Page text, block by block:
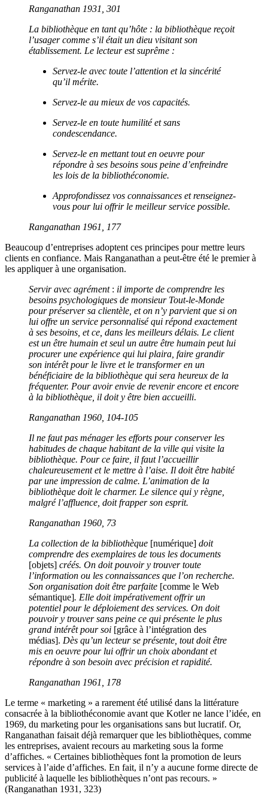
Ranganathan 1931, 301
La bibliothèque en tant qu’hôte : la bibliothèque reçoit
l’usager comme s’il était un dieu visitant son
établissement. Le lecteur est suprême :
Servez-le avec toute l’attention et la sincérité
qu’il mérite.
Servez-le au mieux de vos capacités.
Servez-le en toute humilité et sans
condescendance.
Servez-le en mettant tout en oeuvre pour
répondre à ses besoins sous peine d’enfreindre
les lois de la bibliothéconomie.
Approfondissez vos connaissances et renseignez-
vous pour lui offrir le meilleur service possible.
Ranganathan 1961, 177
Beaucoup d’entreprises adoptent ces principes pour mettre leurs
clients en confiance. Mais Ranganathan a peut-être été le premier à
les appliquer à une organisation.
Servir avec agrément: il importe de comprendre les
besoins psychologiques de monsieur Tout-le-Monde
pour préserver sa clientèle, et on n’y parvient que si on
lui offre un service personnalisé qui répond exactement
à ses besoins, et ce, dans les meilleurs délais. Le client
est un être humain et seul un autre être humain peut lui
procurer une expérience qui lui plaira, faire grandir
son intérêt pour le livre et le transformer en un
bénéficiaire de la bibliothèque qui sera heureux de la
fréquenter. Pour avoir envie de revenir encore et encore
à la bibliothèque, il doit y être bien accueilli.
Ranganathan 1960, 104-105
Il ne faut pas ménager les efforts pour conserver les
habitudes de chaque habitant de la ville qui visite la
bibliothèque. Pour ce faire, il faut l’accueillir
chaleureusement et le mettre à l’aise. Il doit être habité
par une impression de calme. L’animation de la
bibliothèque doit le charmer. Le silence qui y règne,
malgré l’affluence, doit frapper son esprit.
Ranganathan 1960, 73
La collection de la bibliothèque [numérique] doit
comprendre des exemplaires de tous les documents
[objets] créés. On doit pouvoir y trouver toute
l’information ou les connaissances que l’on recherche.
Son organisation doit être parfaite [comme le Web
sémantique]. Elle doit impérativement offrir un
potentiel pour le déploiement des services. On doit
pouvoir y trouver sans peine ce qui présente le plus
grand intérêt pour soi [grâce à l’intégration des
médias]. Dès qu’un lecteur se présente, tout doit être
mis en oeuvre pour lui offrir un choix abondant et
répondre à son besoin avec précision et rapidité.
Ranganathan 1961, 178
Le terme « marketing » a rarement été utilisé dans la littérature
consacrée à la bibliothéconomie avant que Kotler ne lance l’idée, en
1969, du marketing pour les organisations sans but lucratif. Or,
Ranganathan faisait déjà remarquer que les bibliothèques, comme
les entreprises, avaient recours au marketing sous la forme
d’affiches. « Certaines bibliothèques font la promotion de leurs
services à l’aide d’affiches. En fait, il n’y a aucune forme directe de
publicité à laquelle les bibliothèques n’ont pas recours. »
(Ranganathan 1931, 323)